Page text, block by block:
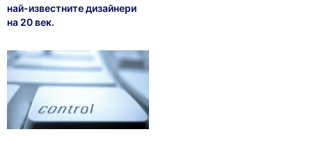
най-известните дизайнери
на 20 век.